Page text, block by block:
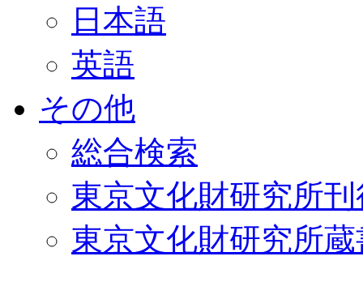
日本語
英語
その他
総合検索
東京文化財研究所
東京文化財研究所